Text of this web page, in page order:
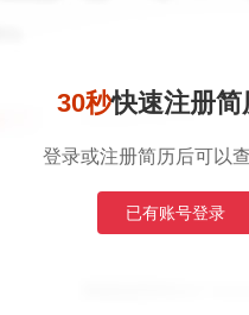
30秒快速注册简
登录或注册简历后可以
已有账号登录